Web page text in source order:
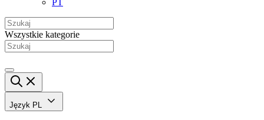
PT
Wszystkie kategorie
Język PL